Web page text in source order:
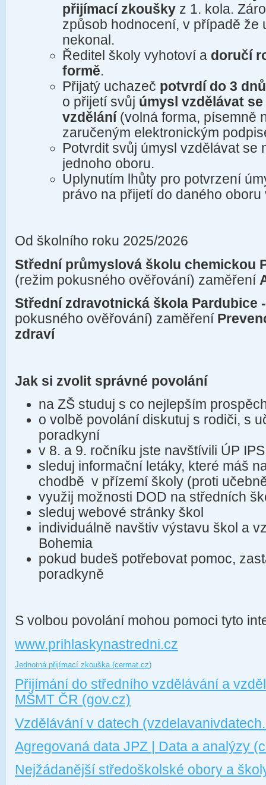
přijímací zkoušky z 1. kola.
způsob hodnocení, v případě že
nekonal.
Ředitel školy vyhotoví a doručí
formě.
Přijatý uchazeč potvrdí do 3
o přijetí svůj úmysl vzdělávat
vzdělání (volná forma, písemně
zaručeným elektronickým
Potvrdit svůj úmysl vzdělávat se
jednoho oboru.
Uplynutím lhůty pro potvrzení
právo na přijetí do daného oboru
Od školního roku 2025/2026
Střední průmyslová školu chemickou
(režim pokusného ověřování) zaměření
Střední zdravotnická škola Pardubice
pokusného ověřování) zaměření
zdraví
Jak si zvolit správné povolání
na ZŠ studuj s co nejlepším
o volbě povolání diskutuj s rodiči, s
poradkyní
v 8. a 9. ročníku jste navštívili ÚP
sleduj informační letáky, které máš
chodbě v přízemí školy (proti
využij možnosti DOD na středních
sleduj webové stránky škol
individuálně navštiv výstavu škol a
Bohemia
pokud budeš potřebovat pomoc,
poradkyně
S volbou povolání mohou pomoci tyto
www.prihlaskynastredni.cz
Jednotná přijímací zkouška (cermat.cz)
Přijímání do středního vzdělávání a
MŠMT ČR (gov.cz)
Vzdělávání v datech
Agregovaná data JPZ | Data a analýzy
Nejžádanější středoškolské obory a